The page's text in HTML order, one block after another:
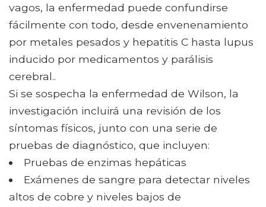
vagos, la enfermedad puede confundirse
fácilmente con todo, desde envenenamiento
por metales pesados ​​y hepatitis C hasta lupus
inducido por medicamentos y parálisis
cerebral..
Si se sospecha la enfermedad de Wilson, la
investigación incluirá una revisión de los
síntomas físicos, junto con una serie de
pruebas de diagnóstico, que incluyen:
Pruebas de enzimas hepáticas
Exámenes de sangre para detectar niveles
altos de cobre y niveles bajos de